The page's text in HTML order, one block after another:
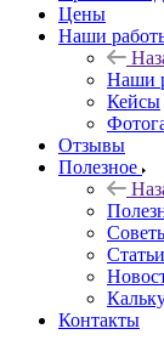
Цены
Наши
Наши
Кейсы
Отзывы
Полезное
Статьи
Контакты